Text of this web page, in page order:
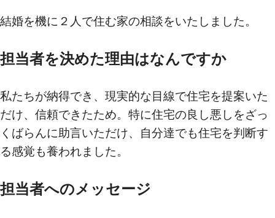
結婚を機に２人で住む家の相談をいたしました。
担当者を決めた理由はなんですか
私たちが納得でき、現実的な目線で住宅を提案いた
だけ、信頼できたため。特に住宅の良し悪しをざっ
くばらんに助言いただけ、自分達でも住宅を判断す
る感覚も養われました。
担当者へのメッセージ
買いたい
新着物件から探す
沿線・駅から探す